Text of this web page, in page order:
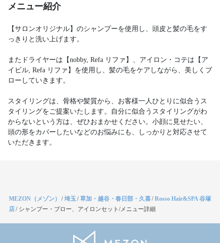
メニュー紹介
【サロンオリジナル】のシャンプーを使用し、頭皮と髪の毛をす
っきりと洗い上げます。
またドライヤーは【nobby, Refa リファ】、アイロン・コテは【ア
イビル, Refa リファ】を使用し、髪の毛をケアしながら、美しくブ
ローしていきます。
スタイリングは、骨格や髪質から、お客様一人ひとりに似合うス
タイリングをご提案いたします。自分に似合うスタイリングがわ
からないという方は、ぜひおまかせください。小顔に見せたい、
頭の形をカバーしたいなどのお悩みにも、しっかりと対応させて
MEZON（メゾン） /埼玉/草加・越谷・春日部・久喜/Rosso Hair&SPA 谷塚
店/ シャンプー・ブロー、アイロンセット/メニュー詳細